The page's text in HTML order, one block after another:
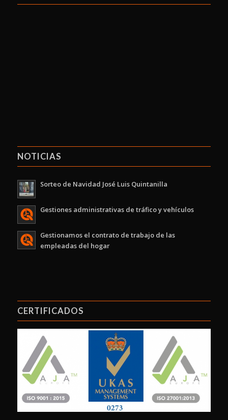
NOTICIAS
Sorteo de Navidad José Luis Quintanilla
Gestiones administrativas de tráfico y vehículos
Gestionamos el contrato de trabajo de las
empleadas del hogar
CERTIFICADOS